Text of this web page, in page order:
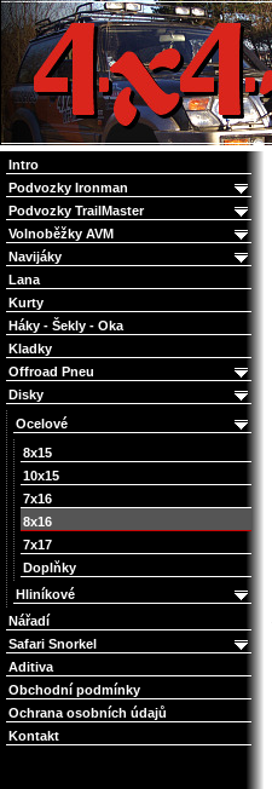
4x4 Offroad e-shop
Intro
Podvozky Ironman
Podvozky TrailMaster
Volnoběžky AVM
Navijáky
Lana
Kurty
Háky - Šekly - Oka
Kladky
Offroad Pneu
Disky
Ocelové
8x15
10x15
7x16
8x16
7x17
Doplňky
Hliníkové
Nářadí
Safari Snorkel
Aditiva
Obchodní podmínky
Ochrana osobních údajů
Kontakt